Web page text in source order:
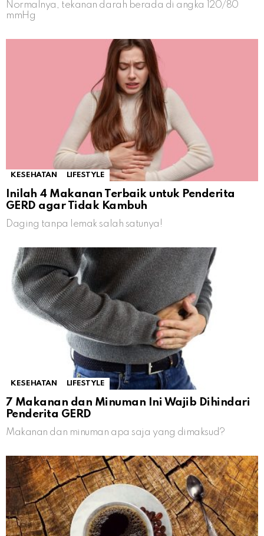
Normalnya, tekanan darah berada di angka 120/80
mmHg
KESEHATAN LIFESTYLE
Inilah 4 Makanan Terbaik untuk Penderita
GERD agar Tidak Kambuh
Daging tanpa lemak salah satunya!
KESEHATAN LIFESTYLE
7 Makanan dan Minuman Ini Wajib Dihindari
Penderita GERD
Makanan dan minuman apa saja yang dimaksud?